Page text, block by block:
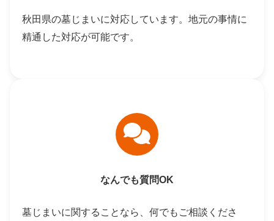
秋田県の墓じまいに対応しています。地元の事情に
精通した対応が可能です。
なんでも質問OK
墓じまいに関することなら、何でもご相談くださ